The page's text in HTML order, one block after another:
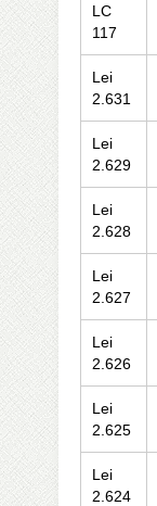
LC
117
Lei
2.631
Lei
2.629
Lei
2.628
Lei
2.627
Lei
2.626
Lei
2.625
Lei
2.624